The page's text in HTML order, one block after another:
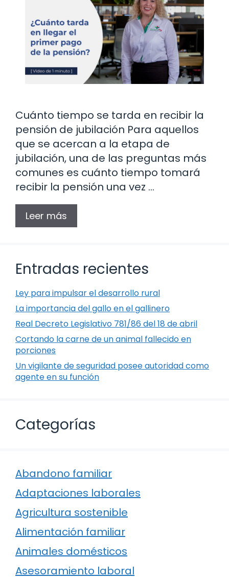
Cuánto tiempo se tarda en recibir la
pensión de jubilación Para aquellos
que se acercan a la etapa de
jubilación, una de las preguntas más
comunes es cuánto tiempo tomará
recibir la pensión una vez …
Leer más
Entradas recientes
Ley para impulsar el desarrollo rural
La importancia del gallo en el gallinero
Real Decreto Legislativo 781/86 del 18 de abril
Cortando la carne de un animal fallecido en
porciones
Un vigilante de seguridad posee autoridad como
agente en su función
Categorías
Abandono familiar
Adaptaciones laborales
Agricultura sostenible
Alimentación familiar
Animales domésticos
Asesoramiento laboral